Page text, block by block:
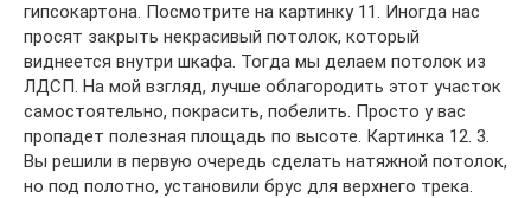
гипсокартона. Посмотрите на картинку 11. Иногда нас
просят закрыть некрасивый потолок, который
виднеется внутри шкафа. Тогда мы делаем потолок из
ЛДСП. На мой взгляд, лучше облагородить этот участок
самостоятельно, покрасить, побелить. Просто у вас
пропадет полезная площадь по высоте. Картинка 12. 3.
Вы решили в первую очередь сделать натяжной потолок,
но под полотно, установили брус для верхнего трека.